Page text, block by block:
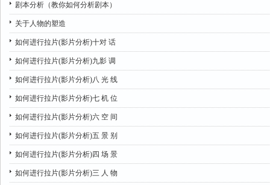
剧本分析（教你如何分析剧本）
关于人物的塑造
如何进行拉片(影片分析)十对 话
如何进行拉片(影片分析)九影 调
如何进行拉片(影片分析)八 光 线
如何进行拉片(影片分析)七 机 位
如何进行拉片(影片分析)六 空 间
如何进行拉片(影片分析)五 景 别
如何进行拉片(影片分析)四 场 景
如何进行拉片(影片分析)三 人 物